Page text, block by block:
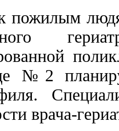
пожилым
№2
врача-